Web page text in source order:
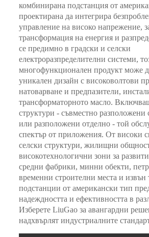
комбинирана подстанция от
проектирана да интегрира
управление на високо напрежение,
трансформация на енергия и
се предимно в градски и селски
електроразпределителни системи,
многофункционален продукт може
уникален дизайн с високоволтови
натоварване и предпазители,
трансформаторното масло.
структури - съвместно разположени
или разположени отделно - той
спектър от приложения. От високи
селски структури, жилищни
високотехнологични зони за
средни фабрики, минни обекти,
временни строителни места и извън
подстанции от американски тип
надеждността и ефективността в
Изберете LiuGao за авангардни
надхвърлят индустриалните